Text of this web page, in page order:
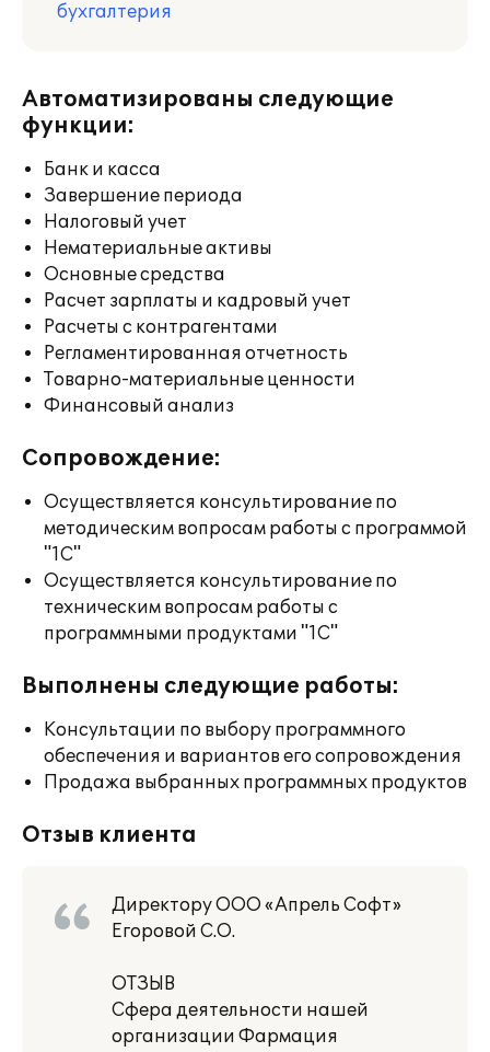
бухгалтерия
Автоматизированы следующие
функции:
Банк и касса
Завершение периода
Налоговый учет
Нематериальные активы
Основные средства
Расчет зарплаты и кадровый учет
Расчеты с контрагентами
Регламентированная отчетность
Товарно-материальные ценности
Финансовый анализ
Сопровождение:
Осуществляется консультирование по
методическим вопросам работы с программой
"1С"
Осуществляется консультирование по
техническим вопросам работы с
программными продуктами "1С"
Выполнены следующие работы:
Консультации по выбору программного
обеспечения и вариантов его сопровождения
Продажа выбранных программных продуктов
Отзыв клиента
Директору ООО «Апрель Софт»
Егоровой С.О.
ОТЗЫВ
Сфера деятельности нашей
организации Фармация